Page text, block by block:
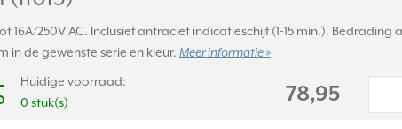
250V AC. Inclusief antraciet indicatieschijf (1-15 min.). Bedrading
in de gewenste serie en kleur. Meer informatie »
Huidige voorraad:
0 stuk(s)
78,95 -